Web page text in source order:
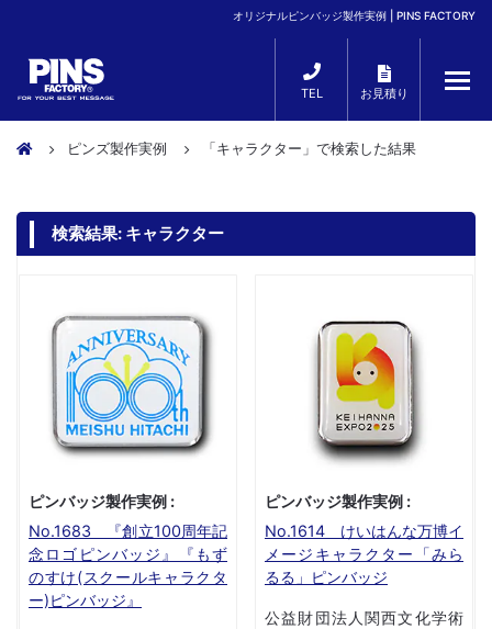
オリジナルピンバッジ製作実例 | PINS FACTORY
TEL お見積り
ピンズ製作実例 「キャラクター」で検索した結果
検索結果: キャラクター
ピンバッジ製作実例 :
No.1683 『創立100周年記
念ロゴピンバッジ』『もず
のすけ(スクールキャラクタ
ー)ピンバッジ』
ピンバッジ製作実例 :
No.1614 けいはんな万博イ
メージキャラクター「みら
るる」ピンバッジ
公益財団法人関西文化学術